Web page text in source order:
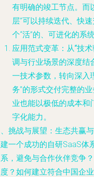
有明确的竣工节点。而
层”可以持续迭代、快
个“活”的、可进化的系
应用范式变革：从“技术
调与行业场景的深度结
一技术参数，转向深入
务”的形式交付完整的
业也能以极低的成本和
字化能力。
挑战与展望：生态共赢
一个成功的自研SaaS体
，避免与合作伙伴竞争
？如何建立符合中国企